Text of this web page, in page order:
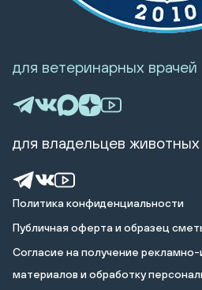
Политика конфиденциальности
Публичная оферта и образец
Cогласие на получение
материалов и обработку
для ветеринарных врачей
для владельцев животных